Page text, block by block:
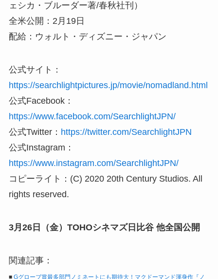
ェシカ・ブルーダー著/春秋社刊）
全米公開：2月19日
配給：ウォルト・ディズニー・ジャパン
公式サイト：
https://searchlightpictures.jp/movie/nomadland.html
公式Facebook：
https://www.facebook.com/SearchlightJPN/
公式Twitter： https://twitter.com/SearchlightJPN
公式Instagram：
https://www.instagram.com/SearchlightJPN/
コピーライト：(C) 2020 20th Century Studios. All
rights reserved.
3月26日（金）TOHOシネマズ日比谷 他全国公開
関連記事：
■ Gグローブ賞最多部門ノミネートにも期待大！マクドーマンド渾身作『ノ